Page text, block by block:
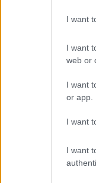
I want
I want
web or
I want
or app.
I want
I want